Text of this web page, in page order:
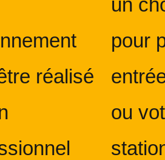
réalisé
pour
ou